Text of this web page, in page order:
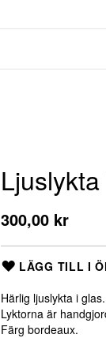
300,00 kr
LÄGG TILL I
Härlig ljuslykta i glas.
Lyktorna är
Färg bordeaux.